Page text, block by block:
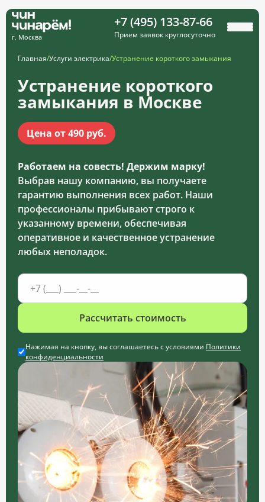
г. Москва
+7 (495) 133-87-66
Прием заявок круглосуточно
Главная/Услуги электрика/Устранение короткого замыкания
Устранение короткого
замыкания в Москве
Цена от 490 руб.
Работаем на совесть! Держим марку!
Выбрав нашу компанию, вы получаете
гарантию выполнения всех работ. Наши
профессионалы прибывают строго к
указанному времени, обеспечивая
оперативное и качественное устранение
любых неполадок.
Рассчитать стоимость
Нажимая на кнопку, вы соглашаетесь с условиями Политики
конфиденциальности